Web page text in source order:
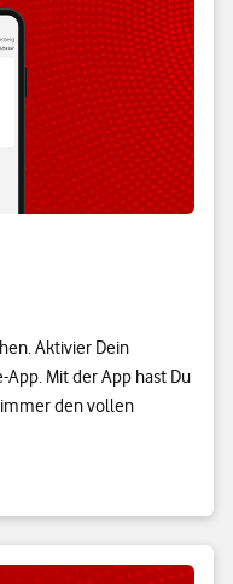
Aktivier Dein
App. Mit der App hast Du
den vollen